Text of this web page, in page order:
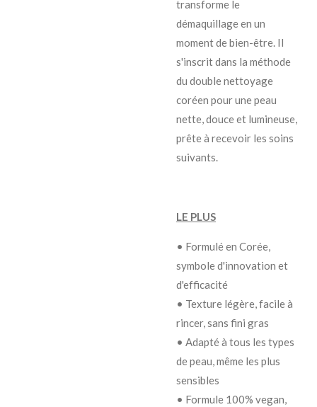
transforme le
démaquillage en un
moment de bien-être. Il
s'inscrit dans la méthode
du double nettoyage
coréen pour une peau
nette, douce et lumineuse,
prête à recevoir les soins
suivants.
LE PLUS
• Formulé en Corée,
symbole d'innovation et
d'efficacité
• Texture légère, facile à
rincer, sans fini gras
• Adapté à tous les types
de peau, même les plus
sensibles
• Formule 100% vegan,